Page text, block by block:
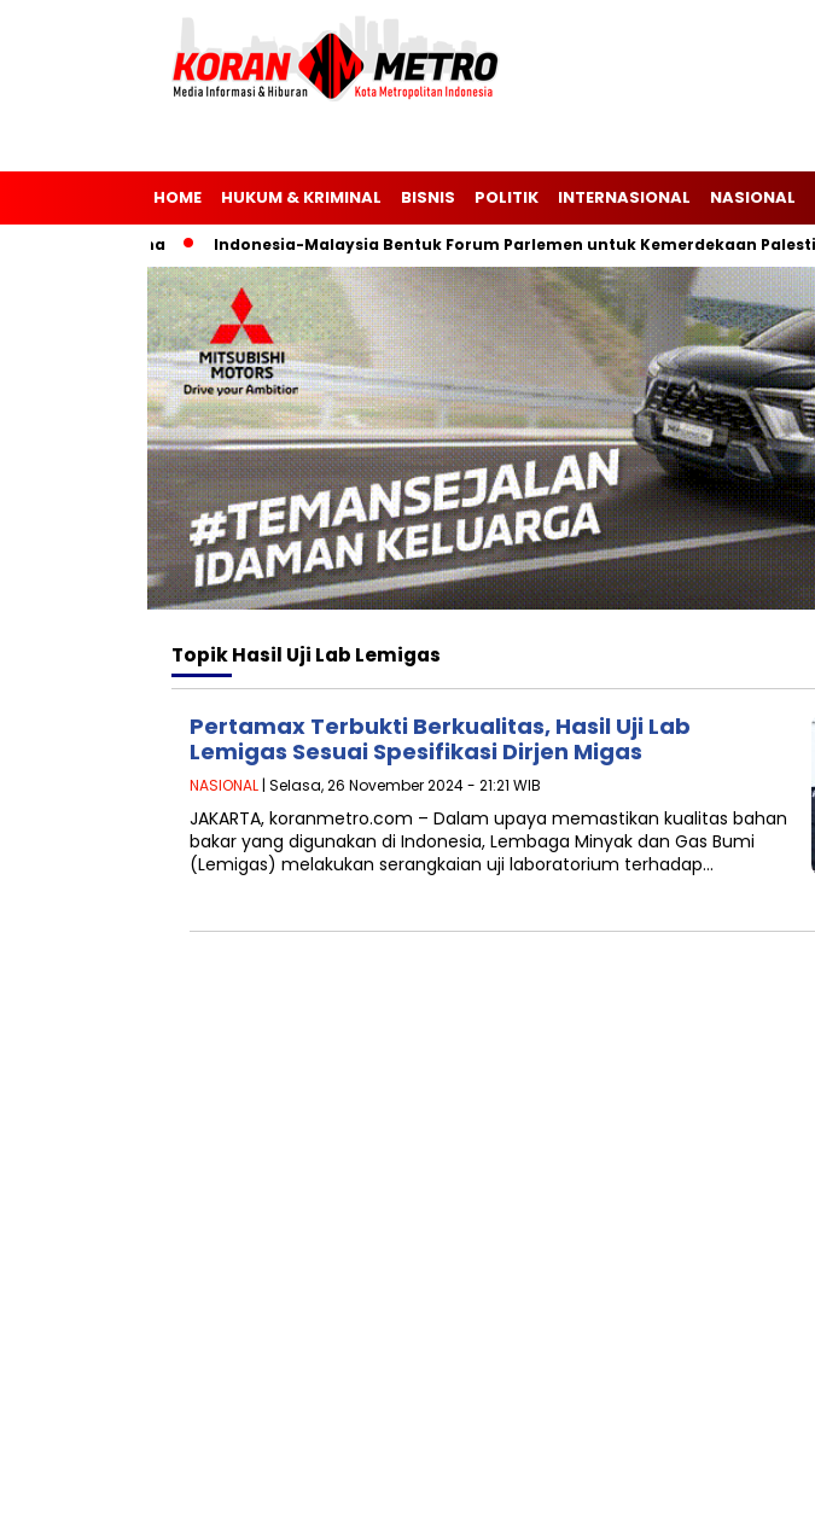
HOME HUKUM & KRIMINAL BISNIS POLITIK INTERNASIONAL NASIONAL
Indonesia-Malaysia Bentuk Forum Parlemen untuk Kemerdekaan Palestina
TopikHasil Uji Lab Lemigas
Pertamax Terbukti Berkualitas, Hasil Uji Lab
Lemigas Sesuai Spesifikasi Dirjen Migas
NASIONAL | Selasa, 26 November 2024 - 21:21 WIB
JAKARTA, koranmetro.com – Dalam upaya memastikan kualitas bahan
bakar yang digunakan di Indonesia, Lembaga Minyak dan Gas Bumi
(Lemigas) melakukan serangkaian uji laboratorium terhadap…